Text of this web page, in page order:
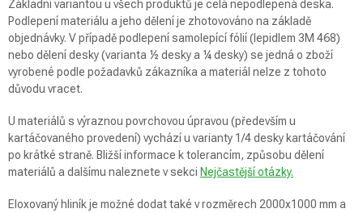
Základní variantou u všech produktů je celá nepodlepená deska.
Podlepení materiálu a jeho dělení je zhotovováno na základě
objednávky. V případě podlepení samolepící fólií (lepidlem 3M 468)
nebo dělení desky (varianta ½ desky a ¼ desky) se jedná o zboží
vyrobené podle požadavků zákazníka a materiál nelze z tohoto
důvodu vracet.
U materiálů s výraznou povrchovou úpravou (především u
kartáčovaného provedení) vychází u varianty 1/4 desky kartáčování
po krátké straně. Bližší informace k tolerancím, způsobu dělení
materiálů a dalšímu naleznete v sekci Nejčastější otázky.
Eloxovaný hliník je možné dodat také v rozměrech 2000x1000 mm a